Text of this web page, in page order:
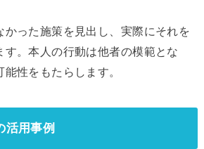
かった施策を見出し、実際にそれを
す。本人の行動は他者の模範とな
性をもたらします。
活用事例